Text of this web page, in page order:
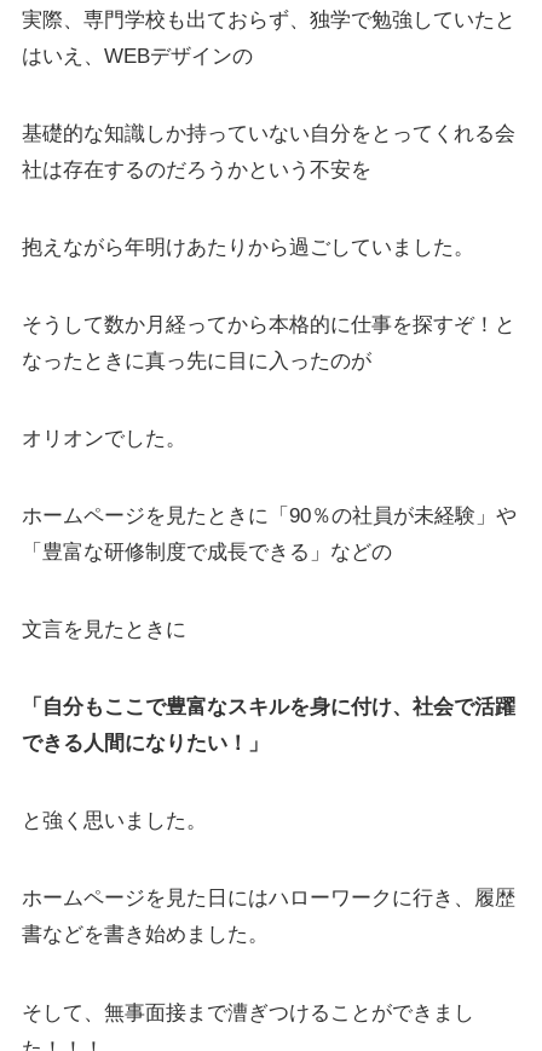
実際、専門学校も出ておらず、独学で勉強していたと
はいえ、WEBデザインの
基礎的な知識しか持っていない自分をとってくれる会
社は存在するのだろうかという不安を
抱えながら年明けあたりから過ごしていました。
そうして数か月経ってから本格的に仕事を探すぞ！と
なったときに真っ先に目に入ったのが
オリオンでした。
ホームページを見たときに「90％の社員が未経験」や
「豊富な研修制度で成長できる」などの
文言を見たときに
「自分もここで豊富なスキルを身に付け、社会で活躍
できる人間になりたい！」
と強く思いました。
ホームページを見た日にはハローワークに行き、履歴
書などを書き始めました。
そして、無事面接まで漕ぎつけることができまし